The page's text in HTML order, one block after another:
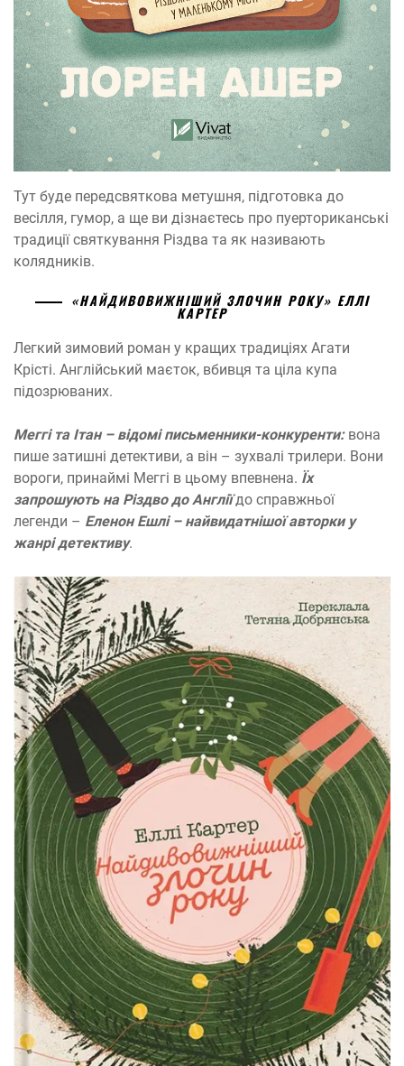
Тут буде передсвяткова метушня, підготовка до
весілля, гумор, а ще ви дізнаєтесь про пуерториканські
традиції святкування Різдва та як називають
колядників.
«НАЙДИВОВИЖНІШИЙ ЗЛОЧИН РОКУ» ЕЛЛІ
КАРТЕР
Легкий зимовий роман у кращих традиціях Агати
Крісті. Англійський маєток, вбивця та ціла купа
підозрюваних.
Меггі та Ітан – відомі письменники-конкуренти: вона
пише затишні детективи, а він – зухвалі трилери. Вони
вороги, принаймі Меггі в цьому впевнена. Їх
запрошують на Різдво до Англіїдо справжньої
легенди – Еленон Ешлі – найвидатнішої авторки у
жанрі детективу.